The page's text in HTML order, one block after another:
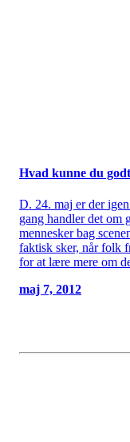
Hvad kunne du
D. 24. maj er der
gang handler det om
mennesker bag
faktisk sker, når folk
for at lære mere om
maj 7, 2012